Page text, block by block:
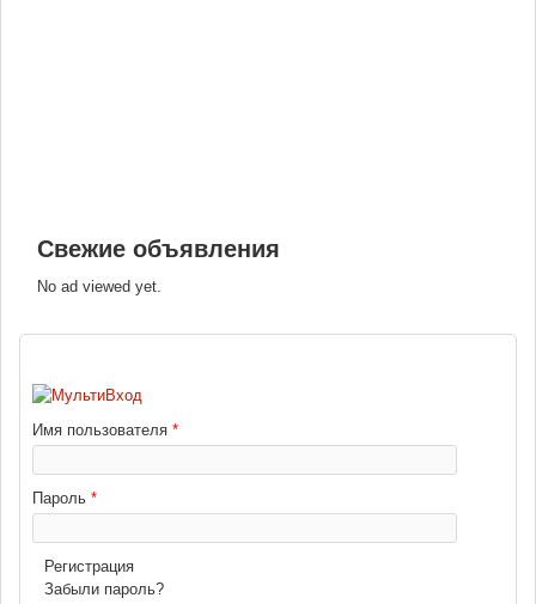
Свежие объявления
No ad viewed yet.
Имя пользователя *
Пароль *
Регистрация
Забыли пароль?